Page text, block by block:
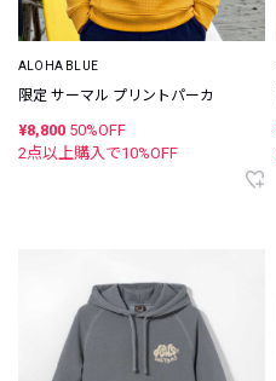
ALOHA BLUE
限定 サーマル プリントパーカ
¥8,800 50%OFF
2点以上購入で10%OFF